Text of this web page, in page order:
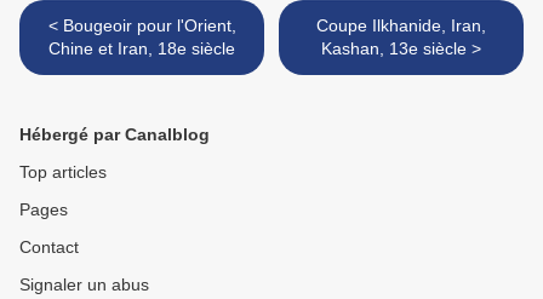
< Bougeoir pour l'Orient,
Chine et Iran, 18e siècle
Coupe Ilkhanide, Iran,
Kashan, 13e siècle >
Hébergé par Canalblog
Top articles
Pages
Contact
Signaler un abus